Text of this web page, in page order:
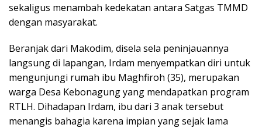
sekaligus menambah kedekatan antara Satgas TMMD
dengan masyarakat.
Beranjak dari Makodim, disela sela peninjauannya
langsung di lapangan, Irdam menyempatkan diri untuk
mengunjungi rumah ibu Maghfiroh (35), merupakan
warga Desa Kebonagung yang mendapatkan program
RTLH. Dihadapan Irdam, ibu dari 3 anak tersebut
menangis bahagia karena impian yang sejak lama